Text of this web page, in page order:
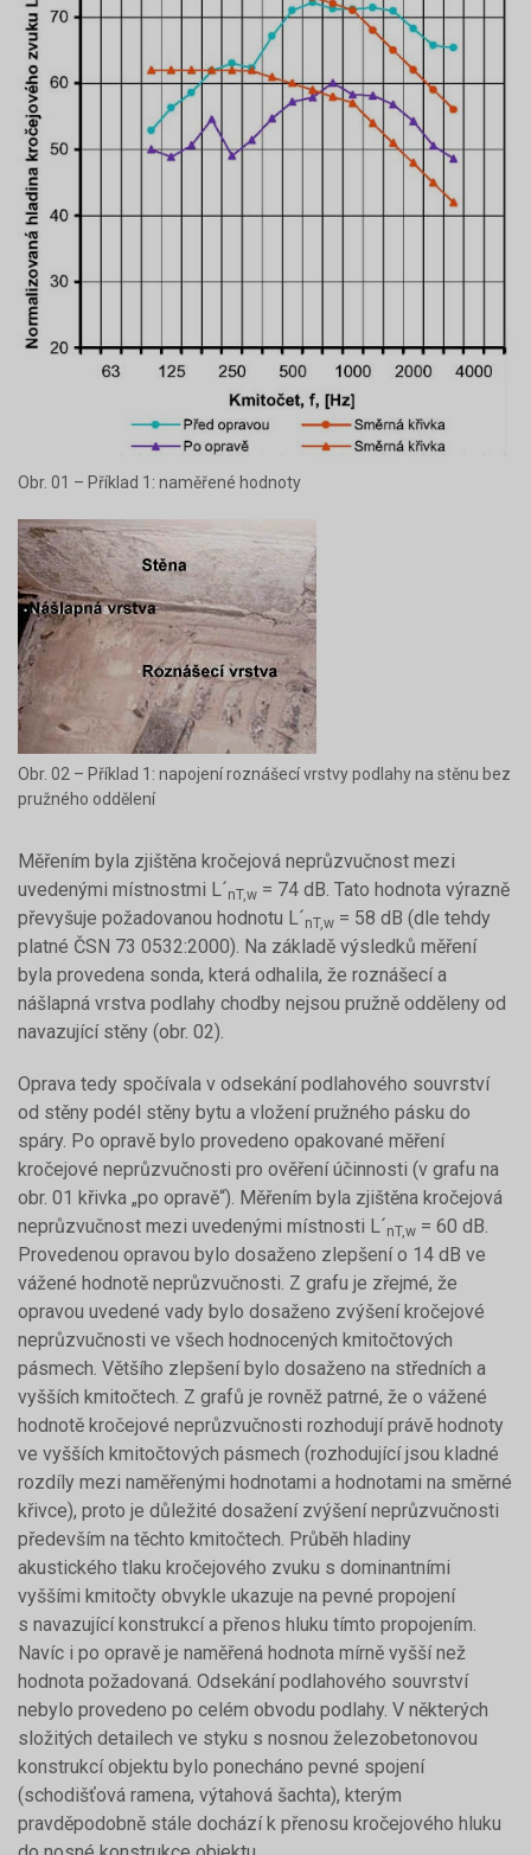
Obr. 01 – Příklad 1: naměřené hodnoty
Obr. 02 – Příklad 1: napojení roznášecí vrstvy podlahy na stěnu bez
pružného oddělení
Měřením byla zjištěna kročejová neprůzvučnost mezi
uvedenými místnostmi L´nT,w = 74 dB. Tato hodnota výrazně
převyšuje požadovanou hodnotu L´nT,w = 58 dB (dle tehdy
platné ČSN 73 0532:2000). Na základě výsledků měření
byla provedena sonda, která odhalila, že roznášecí a
nášlapná vrstva podlahy chodby nejsou pružně odděleny od
navazující stěny (obr. 02).
Oprava tedy spočívala v odsekání podlahového souvrství
od stěny podél stěny bytu a vložení pružného pásku do
spáry. Po opravě bylo provedeno opakované měření
kročejové neprůzvučnosti pro ověření účinnosti (v grafu na
obr. 01 křivka „po opravě“). Měřením byla zjištěna kročejová
neprůzvučnost mezi uvedenými místnosti L´nT,w = 60 dB.
Provedenou opravou bylo dosaženo zlepšení o 14 dB ve
vážené hodnotě neprůzvučnosti. Z grafu je zřejmé, že
opravou uvedené vady bylo dosaženo zvýšení kročejové
neprůzvučnosti ve všech hodnocených kmitočtových
pásmech. Většího zlepšení bylo dosaženo na středních a
vyšších kmitočtech. Z grafů je rovněž patrné, že o vážené
hodnotě kročejové neprůzvučnosti rozhodují právě hodnoty
ve vyšších kmitočtových pásmech (rozhodující jsou kladné
rozdíly mezi naměřenými hodnotami a hodnotami na směrné
křivce), proto je důležité dosažení zvýšení neprůzvučnosti
především na těchto kmitočtech. Průběh hladiny
akustického tlaku kročejového zvuku s dominantními
vyššími kmitočty obvykle ukazuje na pevné propojení
s navazující konstrukcí a přenos hluku tímto propojením.
Navíc i po opravě je naměřená hodnota mírně vyšší než
hodnota požadovaná. Odsekání podlahového souvrství
nebylo provedeno po celém obvodu podlahy. V některých
složitých detailech ve styku s nosnou železobetonovou
konstrukcí objektu bylo ponecháno pevné spojení
(schodišťová ramena, výtahová šachta), kterým
pravděpodobně stále dochází k přenosu kročejového hluku